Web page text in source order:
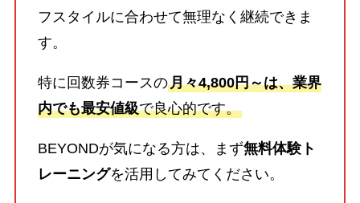
フスタイルに合わせて無理なく継続できま
す。
特に回数券コースの月々4,800円～は、業界
内でも最安値級で良心的です。
BEYONDが気になる方は、まず無料体験ト
レーニングを活用してみてください。